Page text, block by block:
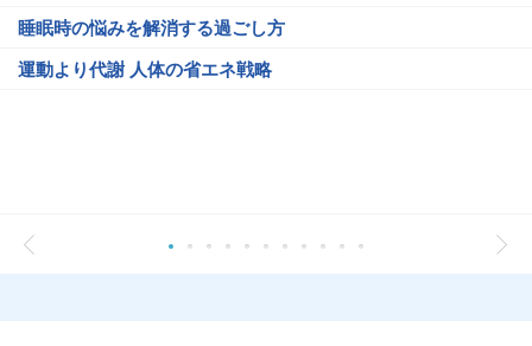
睡眠時の悩みを解消する過ごし方
運動より代謝 人体の省エネ戦略